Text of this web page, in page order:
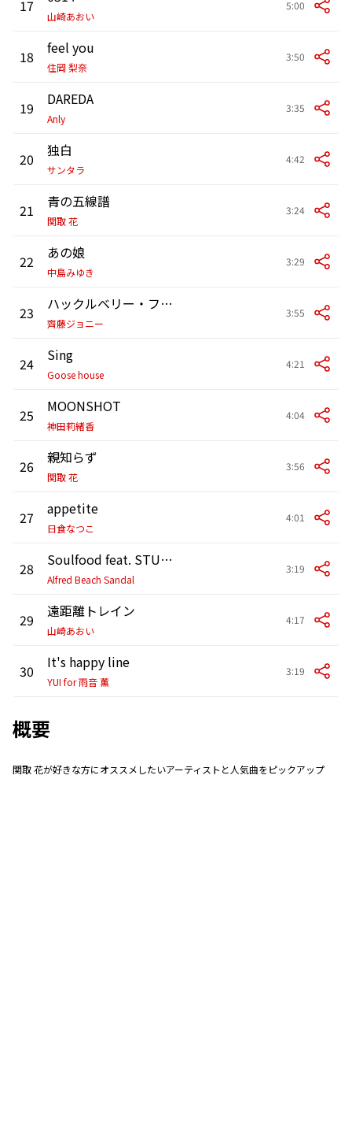
17
山崎あおい
5:00
18 feel you
住岡 梨奈
3:50
19 DAREDA
Anly
3:35
20 独白
サンタラ
4:42
21 青の五線譜
関取 花
3:24
22 あの娘
中島みゆき
3:29
23 ハックルベリー・フィン
齊藤ジョニー
3:55
24 Sing
Goose house
4:21
25 MOONSHOT
神田莉緒香
4:04
26 親知らず
関取 花
3:56
27 appetite
日食なつこ
4:01
28 Soulfood feat. STUTS
Alfred Beach Sandal
3:19
29 遠距離トレイン
山崎あおい
4:17
30 It's happy line
YUI for 雨音 薫
3:19
概要
関取 花が好きな方にオススメしたいアーティストと人気曲をピックアップ